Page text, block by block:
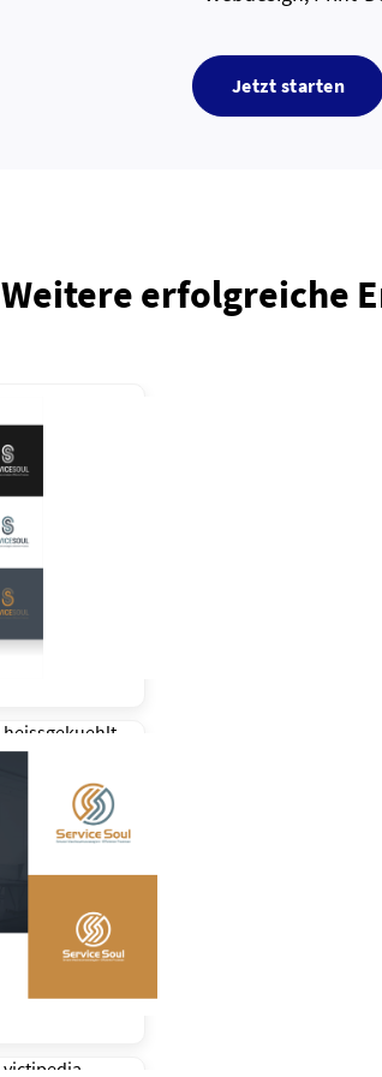
Jetzt starten
Weitere erfolgreiche
heissgekuehlt
victipedia